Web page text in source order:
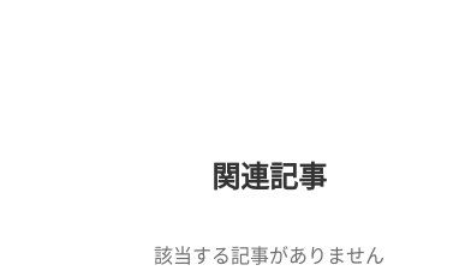
関連記事
該当する記事がありません